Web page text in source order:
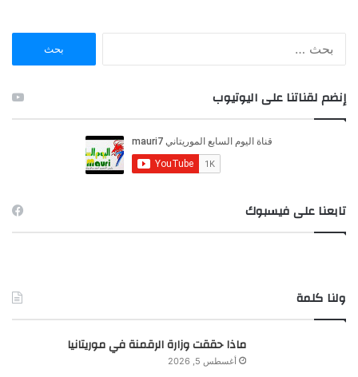
ن
:
إنضم لقناتنا على اليوتيوب
تابعنا على فيسبوك
ولنا كلمة
ماذا حققت وزارة الرقمنة في موريتانيا
أغسطس 5, 2026